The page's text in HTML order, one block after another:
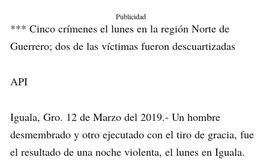
Publicidad
*** Cinco crímenes el lunes en la región Norte de
Guerrero; dos de las víctimas fueron descuartizadas
API
Iguala, Gro. 12 de Marzo del 2019.- Un hombre
desmembrado y otro ejecutado con el tiro de gracia, fue
el resultado de una noche violenta, el lunes en Iguala.